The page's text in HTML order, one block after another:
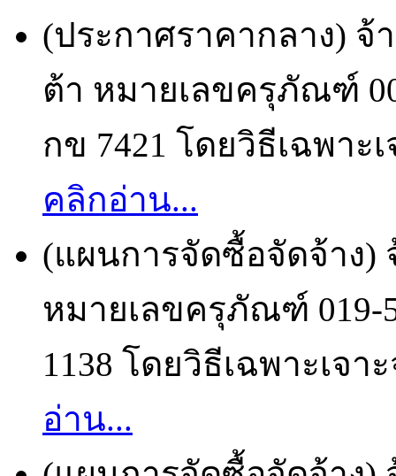
(ประกาศราคากลาง) จ้
ต้า หมายเลขครุภัณฑ์
กข 7421 โดยวิธีเฉพาะ
คลิกอ่าน...
(แผนการจัดซื้อจัดจ้าง)
หมายเลขครุภัณฑ์ 019-
1138 โดยวิธีเฉพาะเจา
อ่าน...